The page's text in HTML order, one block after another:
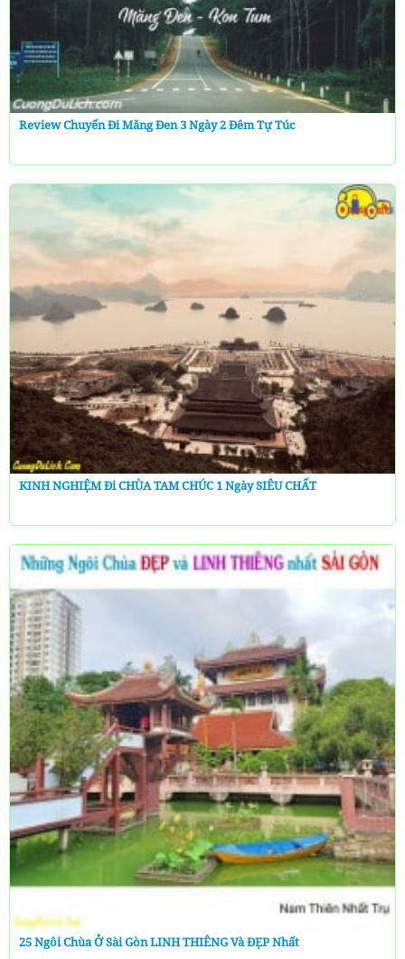
Review Chuyến Đi Măng Đen 3 Ngày 2 Đêm Tự Túc
KINH NGHIỆM Đi CHÙA TAM CHÚC 1 Ngày SIÊU CHẤT
25 Ngôi Chùa Ở Sài Gòn LINH THIÊNG Và ĐẸP Nhất